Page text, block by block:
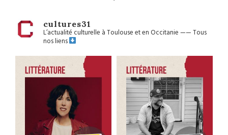
cultures31
L’actualité culturelle à Toulouse et en Occitanie——Tous
nos liens